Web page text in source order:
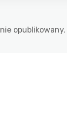
opublikowany.